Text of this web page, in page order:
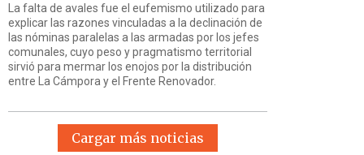
La falta de avales fue el eufemismo utilizado para
explicar las razones vinculadas a la declinación de
las nóminas paralelas a las armadas por los jefes
comunales, cuyo peso y pragmatismo territorial
sirvió para mermar los enojos por la distribución
entre La Cámpora y el Frente Renovador.
Cargar más noticias